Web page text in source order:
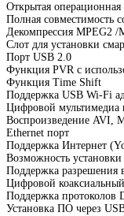
Открытая
Полная совместимость
Декомпрессия MPEG2 /
Слот для установки
Порт USB 2.0
Функция PVR с
Функция Time Shift
Поддержка USB Wi-Fi
Цифровой мультимедиа
Воспроизведение AVI,
Ethernet порт
Поддержка Интернет
Возможность
Поддержка разрешения
Цифровой
Поддержка протоколов
Установка ПО через